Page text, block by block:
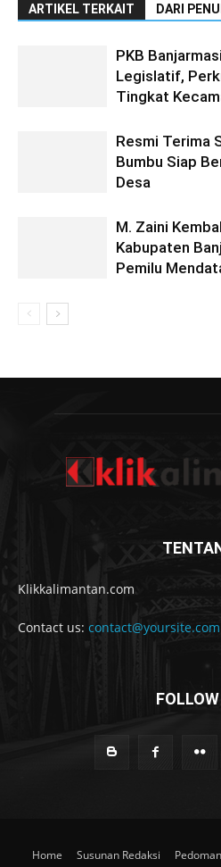
ARTIKEL TERKAIT DARI
PKB
Legislatif,
Tingkat
Resmi Terima
Bumbu Siap
Desa
M. Zaini
Kabupaten
Pemilu
Klikkalimantan.com
Contact us: contact@yoursite.com
Home Susunan Redaksi